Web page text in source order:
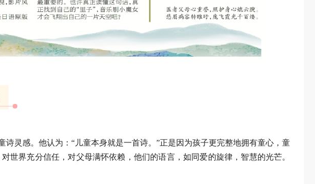
灵感。他认为：“儿童本身就是一首诗。”正是因为孩子更完整地拥有童心，童
界充分信任，对父母满怀依赖，他们的语言，如同爱的旋律，智慧的光芒。